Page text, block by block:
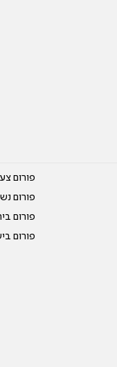
פורום
פורום
פורום
פורום